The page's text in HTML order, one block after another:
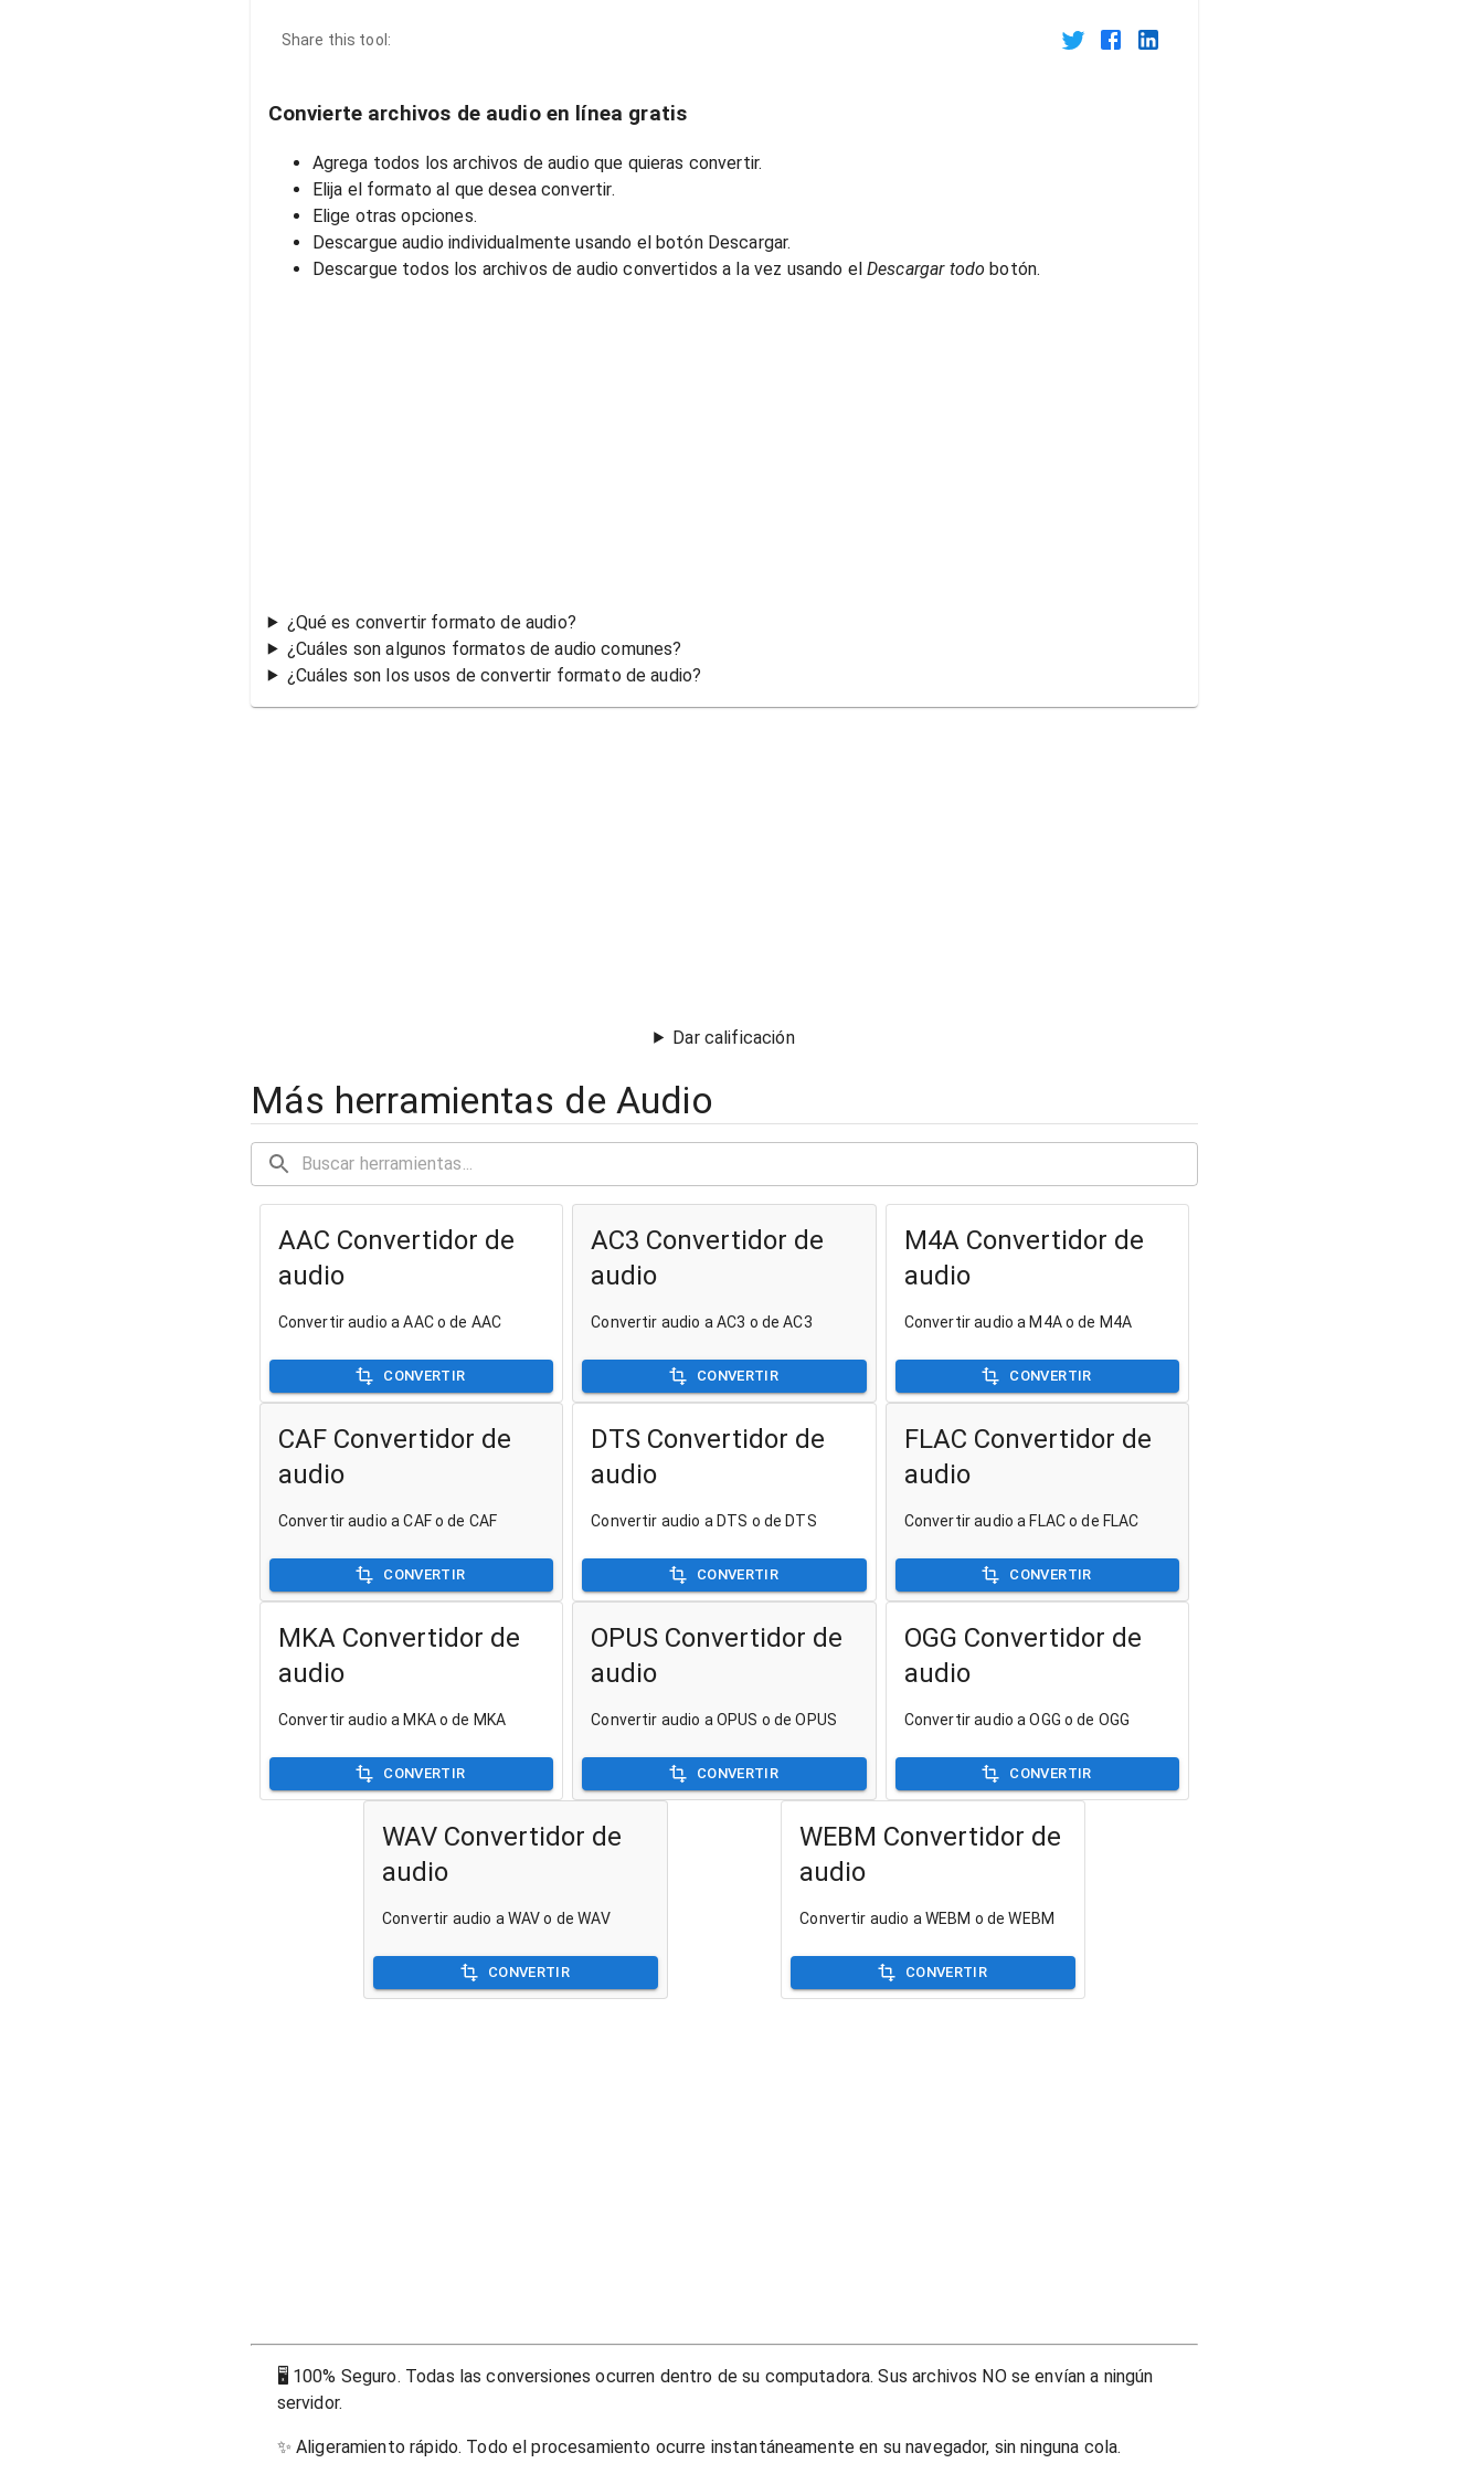
Share this tool:
Convierte archivos de audio en línea gratis
Agrega todos los archivos de audio que quieras convertir.
Elija el formato al que desea convertir.
Elige otras opciones.
Descargue audio individualmente usando el botón Descargar.
Descargue todos los archivos de audio convertidos a la vez usando elDescargar todo botón.
¿Qué es convertir formato de audio?
¿Cuáles son algunos formatos de audio comunes?
¿Cuáles son los usos de convertir formato de audio?
Dar calificación
Más herramientas de Audio
AAC Convertidor de
audio
Convertir audio a AAC o de AAC
CONVERTIR
AC3 Convertidor de
audio
Convertir audio a AC3 o de AC3
CONVERTIR
M4A Convertidor de
audio
Convertir audio a M4A o de M4A
CONVERTIR
CAF Convertidor de
audio
Convertir audio a CAF o de CAF
CONVERTIR
DTS Convertidor de
audio
Convertir audio a DTS o de DTS
CONVERTIR
FLAC Convertidor de
audio
Convertir audio a FLAC o de FLAC
CONVERTIR
MKA Convertidor de
audio
Convertir audio a MKA o de MKA
CONVERTIR
OPUS Convertidor de
audio
Convertir audio a OPUS o de OPUS
CONVERTIR
OGG Convertidor de
audio
Convertir audio a OGG o de OGG
CONVERTIR
WAV Convertidor de
audio
Convertir audio a WAV o de WAV
CONVERTIR
WEBM Convertidor de
audio
Convertir audio a WEBM o de WEBM
CONVERTIR
🖥 100% Seguro. Todas las conversiones ocurren dentro de su computadora. Sus archivos NO se envían a ningún
servidor.
✨ Aligeramiento rápido. Todo el procesamiento ocurre instantáneamente en su navegador, sin ninguna cola.